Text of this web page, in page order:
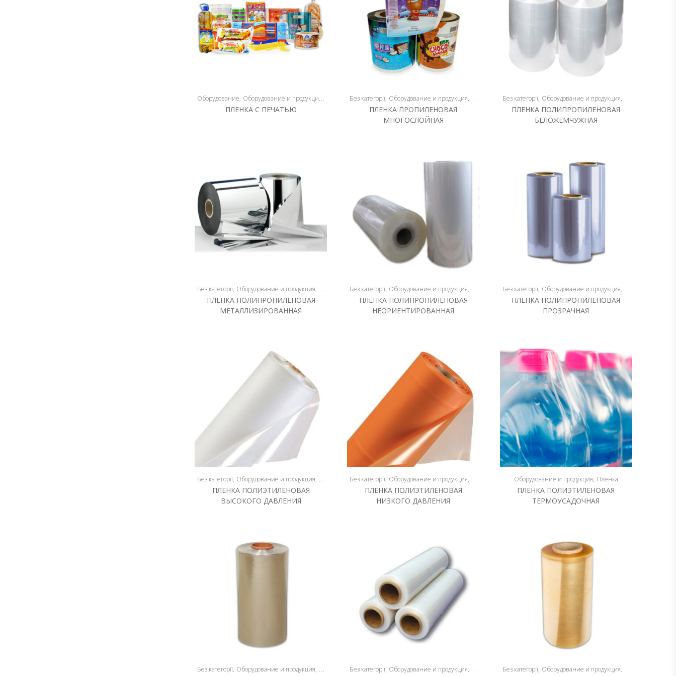
Оборудование Оборудование и продукция Плёнкосварочное оборудование
ПЛЕНКА С ПЕЧАТЬЮ
Без категорії Оборудование и продукция Плёнка
ПЛЕНКА ПРОПИЛЕНОВАЯ
МНОГОСЛОЙНАЯ
Без категорії Оборудование и продукция Плёнка
ПЛЕНКА ПОЛИПРОПИЛЕНОВАЯ
БЕЛОЖЕМЧУЖНАЯ
Без категорії Оборудование и продукция Плёнка
ПЛЕНКА ПОЛИПРОПИЛЕНОВАЯ
МЕТАЛЛИЗИРОВАННАЯ
Без категорії Оборудование и продукция Плёнка
ПЛЕНКА ПОЛИПРОПИЛЕНОВАЯ
НЕОРИЕНТИРОВАННАЯ
Без категорії Оборудование и продукция Плёнка
ПЛЕНКА ПОЛИПРОПИЛЕНОВАЯ
ПРОЗРАЧНАЯ
Без категорії Оборудование и продукция Плёнка
ПЛЕНКА ПОЛИЭТИЛЕНОВАЯ
ВЫСОКОГО ДАВЛЕНИЯ
Без категорії Оборудование и продукция Плёнка
ПЛЕНКА ПОЛИЭТИЛЕНОВАЯ
НИЗКОГО ДАВЛЕНИЯ
Оборудование и продукция Плёнка
ПЛЕНКА ПОЛИЭТИЛЕНОВАЯ
ТЕРМОУСАДОЧНАЯ
Без категорії Оборудование и продукция Плёнка Без категорії Оборудование и продукция Плёнка Без категорії Оборудование и продукция Плёнка